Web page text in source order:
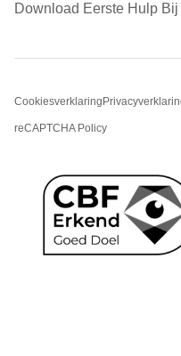
Download Eerste Hulp
Cookiesverklaring
reCAPTCHA Policy